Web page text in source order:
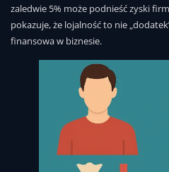
zaledwie 5% może podnieść zyski
pokazuje, że lojalność to nie
finansowa w biznesie.